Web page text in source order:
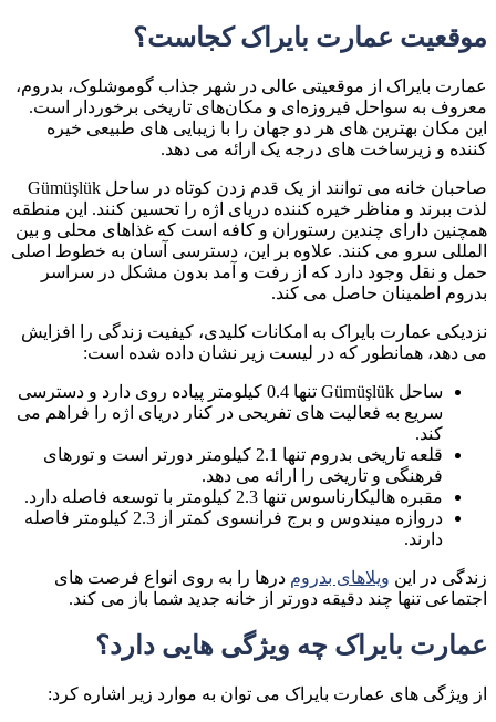
موقعیت عمارت بایراک کجاست؟
عمارت بایراک از موقعیتی عالی در شهر جذاب گوموشلوک، بدروم،
معروف به سواحل فیروزه‌ای و مکان‌های تاریخی برخوردار است.
این مکان بهترین های هر دو جهان را با زیبایی های طبیعی خیره
کننده و زیرساخت های درجه یک ارائه می دهد.
صاحبان خانه می توانند از یک قدم زدن کوتاه در ساحل Gümüşlük
لذت ببرند و مناظر خیره کننده دریای اژه را تحسین کنند. این منطقه
همچنین دارای چندین رستوران و کافه است که غذاهای محلی و بین
المللی سرو می کنند. علاوه بر این، دسترسی آسان به خطوط اصلی
حمل و نقل وجود دارد که از رفت و آمد بدون مشکل در سراسر
بدروم اطمینان حاصل می کند.
نزدیکی عمارت بایراک به امکانات کلیدی، کیفیت زندگی را افزایش
می دهد، همانطور که در لیست زیر نشان داده شده است:
ساحل Gümüşlük تنها 0.4 کیلومتر پیاده روی دارد و دسترسی
سریع به فعالیت های تفریحی در کنار دریای اژه را فراهم می
کند.
قلعه تاریخی بدروم تنها 2.1 کیلومتر دورتر است و تورهای
فرهنگی و تاریخی را ارائه می دهد.
مقبره هالیکارناسوس تنها 2.3 کیلومتر با توسعه فاصله دارد.
دروازه میندوس و برج فرانسوی کمتر از 2.3 کیلومتر فاصله
دارند.
زندگی در این ویلاهای بدروم درها را به روی انواع فرصت های
اجتماعی تنها چند دقیقه دورتر از خانه جدید شما باز می کند.
عمارت بایراک چه ویژگی هایی دارد؟
از ویژگی های عمارت بایراک می توان به موارد زیر اشاره کرد: